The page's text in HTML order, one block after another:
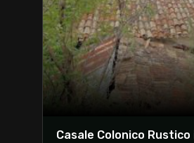
Casale Colonico